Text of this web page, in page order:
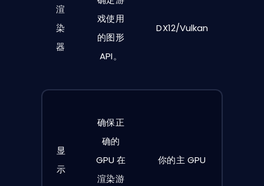
渲
染
器
戏使用
的图形
API。
DX12/Vulkan
显
示
确保正
确的
GPU 在
渲染游
你的主 GPU